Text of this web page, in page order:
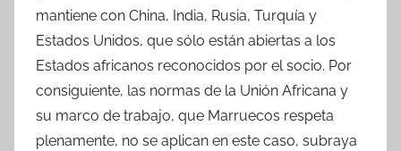
mantiene con China, India, Rusia, Turquía y
Estados Unidos, que sólo están abiertas a los
Estados africanos reconocidos por el socio. Por
consiguiente, las normas de la Unión Africana y
su marco de trabajo, que Marruecos respeta
plenamente, no se aplican en este caso, subraya